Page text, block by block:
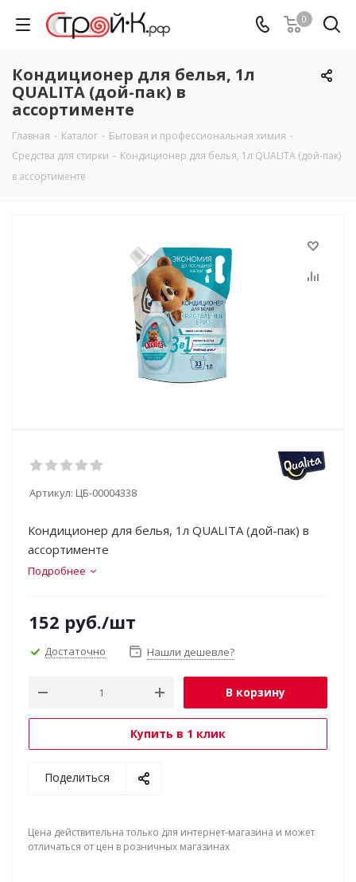
0
Кондиционер для белья, 1л
QUALITA (дой-пак) в
ассортименте
Главная - Каталог - Бытовая и профессиональная химия -
Средства для стирки - Кондиционер для белья, 1л QUALITA (дой-пак)
в ассортименте
Артикул: ЦБ-00004338
Кондиционер для белья, 1л QUALITA (дой-пак) в
ассортименте
Подробнее
152 руб./шт
Достаточно Нашли дешевле?
В корзину
Купить в 1 клик
Поделиться
Цена действительна только для интернет-магазина и может
отличаться от цен в розничных магазинах